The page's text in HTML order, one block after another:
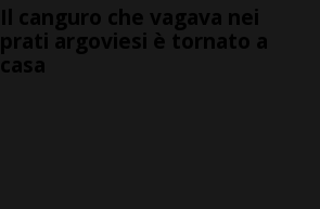
Il canguro che vagava nei
prati argoviesi è tornato a
casa